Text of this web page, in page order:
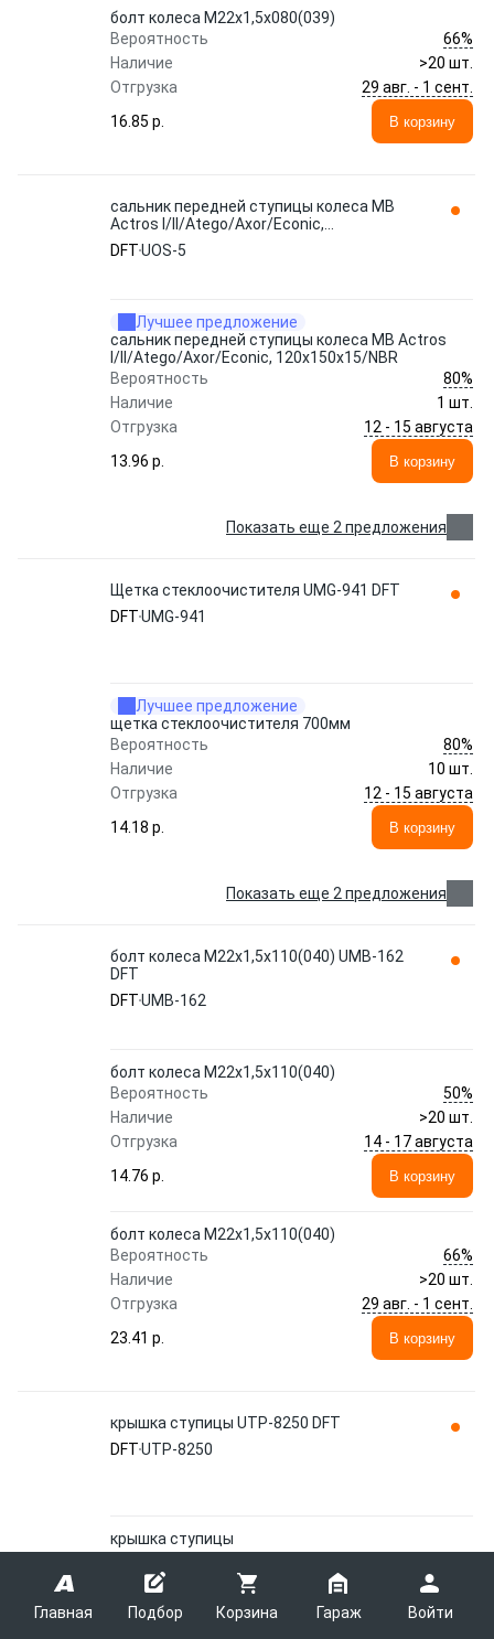
Главная Подбор Корзина Гараж Войти
болт колеса М22х1,5х080(039)
Вероятность
66%
Наличие
>20 шт.
Отгрузка
29 авг. - 1 сент.
16.85 p.
В корзину
сальник передней ступицы колеса MB
Actros I/II/Atego/Axor/Econic,
120x150x15/NBR UOS-5 DFT
DFTUOS-5
Лучшее предложение
сальник передней ступицы колеса MB Actros
I/II/Atego/Axor/Econic, 120x150x15/NBR
Вероятность
80%
Наличие
1 шт.
Отгрузка
12 - 15 августа
13.96 p.
В корзину
Показать еще 2 предложения
Щетка стеклоочистителя UMG-941 DFT
DFTUMG-941
Лучшее предложение
щетка стеклоочистителя 700мм
Вероятность
80%
Наличие
10 шт.
Отгрузка
12 - 15 августа
14.18 p.
В корзину
Показать еще 2 предложения
болт колеса М22х1,5х110(040) UMB-162
DFT
DFTUMB-162
болт колеса М22х1,5х110(040)
Вероятность
50%
Наличие
>20 шт.
Отгрузка
14 - 17 августа
14.76 p.
В корзину
болт колеса М22х1,5х110(040)
Вероятность
66%
Наличие
>20 шт.
Отгрузка
29 авг. - 1 сент.
23.41 p.
В корзину
крышка ступицы UTP-8250 DFT
DFTUTP-8250
крышка ступицы
Наличие
1 шт.
Отгрузка
17 - 21 августа